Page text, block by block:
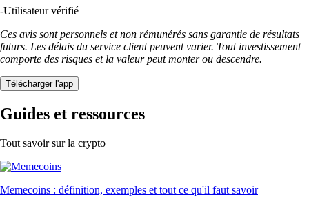
-Utilisateur vérifié
Ces avis sont personnels et non rémunérés sans garantie de résultats
futurs. Les délais du service client peuvent varier. Tout investissement
comporte des risques et la valeur peut monter ou descendre.
Télécharger l'app
Guides et ressources
Tout savoir sur la crypto
Memecoins : définition, exemples et tout ce qu'il faut savoir